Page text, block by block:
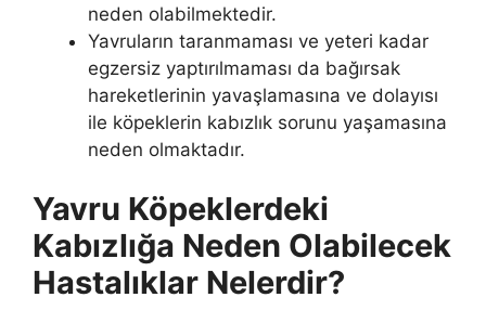
neden olabilmektedir.
Yavruların taranmaması ve yeteri kadar
egzersiz yaptırılmaması da bağırsak
hareketlerinin yavaşlamasına ve dolayısı
ile köpeklerin kabızlık sorunu yaşamasına
neden olmaktadır.
Yavru Köpeklerdeki
Kabızlığa Neden Olabilecek
Hastalıklar Nelerdir?